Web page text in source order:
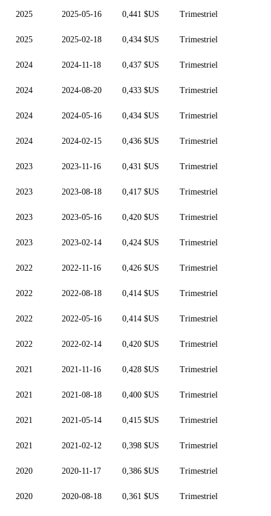
2025 2025-05-16 0,441 $US Trimestriel
2025 2025-02-18 0,434 $US Trimestriel
2024 2024-11-18 0,437 $US Trimestriel
2024 2024-08-20 0,433 $US Trimestriel
2024 2024-05-16 0,434 $US Trimestriel
2024 2024-02-15 0,436 $US Trimestriel
2023 2023-11-16 0,431 $US Trimestriel
2023 2023-08-18 0,417 $US Trimestriel
2023 2023-05-16 0,420 $US Trimestriel
2023 2023-02-14 0,424 $US Trimestriel
2022 2022-11-16 0,426 $US Trimestriel
2022 2022-08-18 0,414 $US Trimestriel
2022 2022-05-16 0,414 $US Trimestriel
2022 2022-02-14 0,420 $US Trimestriel
2021 2021-11-16 0,428 $US Trimestriel
2021 2021-08-18 0,400 $US Trimestriel
2021 2021-05-14 0,415 $US Trimestriel
2021 2021-02-12 0,398 $US Trimestriel
2020 2020-11-17 0,386 $US Trimestriel
2020 2020-08-18 0,361 $US Trimestriel